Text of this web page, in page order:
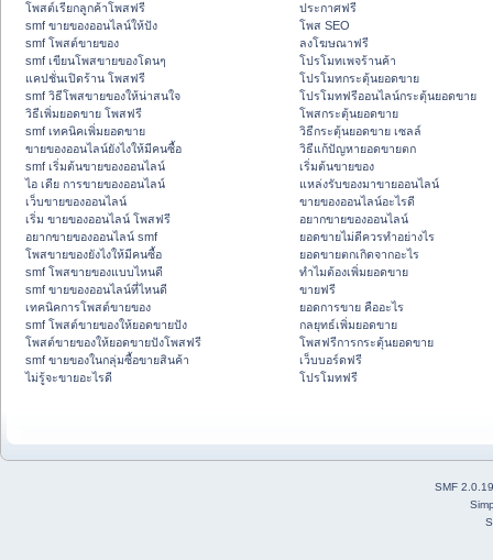
โพสต์เรียกลูกค้าโพสฟรี
smf ขายของออนไลน์ให้ปัง
smf โพสต์ขายของ
smf เขียนโพสขายของโดนๆ
แคปชั่นเปิดร้าน โพสฟรี
smf วิธีโพสขายของให้น่าสนใจ
วิธีเพิ่มยอดขาย โพสฟรี
smf เทคนิคเพิ่มยอดขาย
ขายของออนไลน์ยังไงให้มีคนซื้อ
smf เริ่มต้นขายของออนไลน์
ไอ เดีย การขายของออนไลน์
เว็บขายของออนไลน์
เริ่ม ขายของออนไลน์ โพสฟรี
อยากขายของออนไลน์ smf
โพสขายของยังไงให้มีคนซื้อ
smf โพสขายของแบบไหนดี
smf ขายของออนไลน์ที่ไหนดี
เทคนิคการโพสต์ขายของ
smf โพสต์ขายของให้ยอดขายปัง
โพสต์ขายของให้ยอดขายปังโพสฟรี
smf ขายของในกลุ่มซื้อขายสินค้า
ไม่รู้จะขายอะไรดี
ประกาศฟรี
โพส SEO
ลงโฆษณาฟรี
โปรโมทเพจร้านค้า
โปรโมทกระตุ้นยอดขาย
โปรโมทฟรีออนไลน์กระตุ้นยอดขาย
โพสกระตุ้นยอดขาย
วิธีกระตุ้นยอดขาย เซลล์
วิธีแก้ปัญหายอดขายตก
เริ่มต้นขายของ
แหล่งรับของมาขายออนไลน์
ขายของออนไลน์อะไรดี
อยากขายของออนไลน์
ยอดขายไม่ดีควรทำอย่างไร
ยอดขายตกเกิดจากอะไร
ทำไมต้องเพิ่มยอดขาย
ขายฟรี
ยอดการขาย คืออะไร
กลยุทธ์เพิ่มยอดขาย
โพสฟรีการกระตุ้นยอดขาย
เว็บบอร์ดฟรี
โปรโมทฟรี
SMF 2.0.19